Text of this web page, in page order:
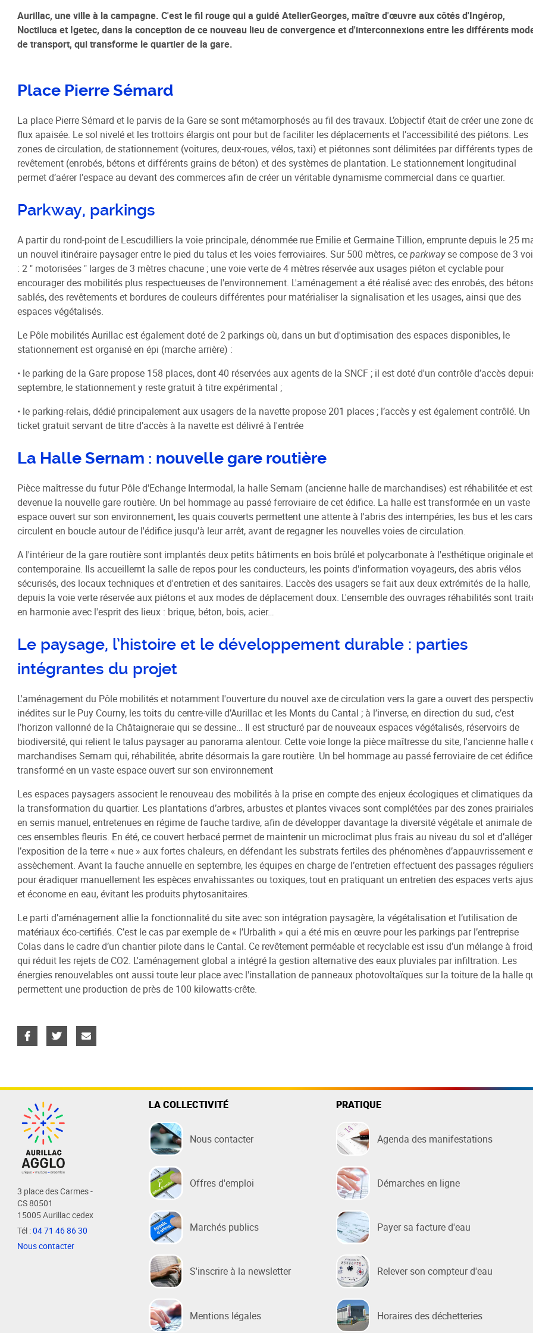
Habitat / Urbanisme
Label Meublé Certifié
Permis de construire
Plan Local d'Urbanisme
intercommunal - PLUi
Révision du PLUi-H
PLUi - Sites Patrimoniaux
Remarquables
Programme Local de l'Habitat
Règlement Local de Publicité
intercommunal - RLPi
Schéma de COhérence Territoriale
Logements Sociaux
Accueil des gens du voyage
Aurillac, une ville à la campagne. C'est le fil rouge qui a guidé AtelierGeorges, maître d'œuvre aux côtés d'Ingérop,
Noctiluca et Igetec, dans la conception de ce nouveau lieu de convergence et d'interconnexions entre les différents
de transport, qui transforme le quartier de la gare.
Place Pierre Sémard
La place Pierre Sémard et le parvis de la Gare se sont métamorphosés au fil des travaux. L’objectif était de créer une zone
flux apaisée. Le sol nivelé et les trottoirs élargis ont pour but de faciliter les déplacements et l’accessibilité des piétons. Les
zones de circulation, de stationnement (voitures, deux-roues, vélos, taxi) et piétonnes sont délimitées par différents types de
revêtement (enrobés, bétons et différents grains de béton) et des systèmes de plantation. Le stationnement longitudinal
permet d’aérer l’espace au devant des commerces afin de créer un véritable dynamisme commercial dans ce quartier.
Parkway, parkings
A partir du rond-point de Lescudilliers la voie principale, dénommée rue Emilie et Germaine Tillion, emprunte depuis le 25
un nouvel itinéraire paysager entre le pied du talus et les voies ferroviaires. Sur 500 mètres, ceparkwayse compose de 3
: 2 " motorisées " larges de 3 mètres chacune ; une voie verte de 4 mètres réservée aux usages piéton et cyclable pour
encourager des mobilités plus respectueuses de l'environnement. L'aménagement a été réalisé avec des enrobés, des
sablés, des revêtements et bordures de couleurs différentes pour matérialiser la signalisation et les usages, ainsi que des
espaces végétalisés.
Le Pôle mobilités Aurillac est également doté de 2 parkings où, dans un but d'optimisation des espaces disponibles, le
stationnement est organisé en épi (marche arrière) :
• le parking de la Gare propose 158 places, dont 40 réservées aux agents de la SNCF ; il est doté d'un contrôle d’accès
septembre, le stationnement y reste gratuit à titre expérimental ;
• le parking-relais, dédié principalement aux usagers de la navette propose 201 places ; l’accès y est également contrôlé. Un
ticket gratuit servant de titre d’accès à la navette est délivré à l'entrée
La Halle Sernam : nouvelle gare routière
Pièce maîtresse du futur Pôle d'Echange Intermodal, la halle Sernam (ancienne halle de marchandises) est réhabilitée et est
devenue la nouvelle gare routière. Un bel hommage au passé ferroviaire de cet édifice. La halle est transformée en un vaste
espace ouvert sur son environnement, les quais couverts permettent une attente à l'abris des intempéries, les bus et les cars
circulent en boucle autour de l'édifice jusqu'à leur arrêt, avant de regagner les nouvelles voies de circulation.
A l'intérieur de la gare routière sont implantés deux petits bâtiments en bois brûlé et polycarbonate à l'esthétique originale et
contemporaine. Ils accueillernt la salle de repos pour les conducteurs, les points d'information voyageurs, des abris vélos
sécurisés, des locaux techniques et d'entretien et des sanitaires. L'accès des usagers se fait aux deux extrémités de la halle,
depuis la voie verte réservée aux piétons et aux modes de déplacement doux. L'ensemble des ouvrages réhabilités sont
en harmonie avec l'esprit des lieux : brique, béton, bois, acier…
Le paysage, l’histoire et le développement durable : parties
intégrantes du projet
L'aménagement du Pôle mobilités et notamment l'ouverture du nouvel axe de circulation vers la gare a ouvert des
inédites sur le Puy Courny, les toits du centre-ville d’Aurillac et les Monts du Cantal ; à l’inverse, en direction du sud, c’est
l’horizon vallonné de la Châtaigneraie qui se dessine… Il est structuré par de nouveaux espaces végétalisés, réservoirs de
biodiversité, qui relient le talus paysager au panorama alentour. Cette voie longe la pièce maîtresse du site, l'ancienne halle
marchandises Sernam qui, réhabilitée, abrite désormais la gare routière. Un bel hommage au passé ferroviaire de cet édifice
transformé en un vaste espace ouvert sur son environnement
Les espaces paysagers associent le renouveau des mobilités à la prise en compte des enjeux écologiques et climatiques
la transformation du quartier. Les plantations d’arbres, arbustes et plantes vivaces sont complétées par des zones prairiales
en semis manuel, entretenues en régime de fauche tardive, afin de développer davantage la diversité végétale et animale de
ces ensembles fleuris. En été, ce couvert herbacé permet de maintenir un microclimat plus frais au niveau du sol et d’alléger
l’exposition de la terre « nue » aux fortes chaleurs, en défendant les substrats fertiles des phénomènes d’appauvrissement
assèchement. Avant la fauche annuelle en septembre, les équipes en charge de l’entretien effectuent des passages
pour éradiquer manuellement les espèces envahissantes ou toxiques, tout en pratiquant un entretien des espaces verts
et économe en eau, évitant les produits phytosanitaires.
Le parti d’aménagement allie la fonctionnalité du site avec son intégration paysagère, la végétalisation et l’utilisation de
matériaux éco-certifiés. C’est le cas par exemple de « l’Urbalith » qui a été mis en œuvre pour les parkings par l’entreprise
Colas dans le cadre d’un chantier pilote dans le Cantal. Ce revêtement perméable et recyclable est issu d’un mélange à
qui réduit les rejets de CO2. L'aménagement global a intégré la gestion alternative des eaux pluviales par infiltration. Les
énergies renouvelables ont aussi toute leur place avec l'installation de panneaux photovoltaïques sur la toiture de la halle
permettent une production de près de 100 kilowatts-crête.
3 place des Carmes -
CS 80501
15005 Aurillac cedex
Tél :04 71 46 86 30
Nous contacter
LA COLLECTIVITÉ
Nous contacter
Offres d'emploi
Marchés publics
S'inscrire à la newsletter
Mentions légales
PRATIQUE
Agenda des manifestations
Démarches en ligne
Payer sa facture d'eau
Relever son compteur d'eau
Horaires des déchetteries